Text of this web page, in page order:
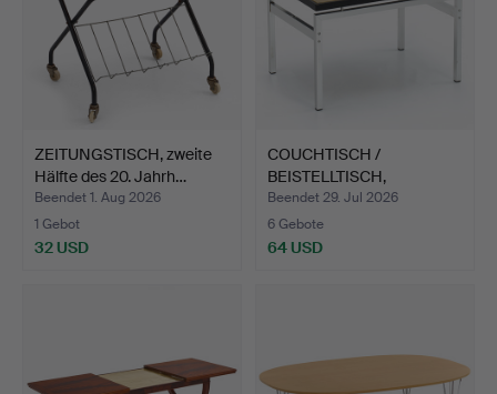
ZEITUNGSTISCH, zweite
Hälfte des 20. Jahrh…
Beendet 1. Aug 2026
1 Gebot
32 USD
COUCHTISCH /
BEISTELLTISCH,
gebürstetes Al…
Beendet 29. Jul 2026
6 Gebote
64 USD